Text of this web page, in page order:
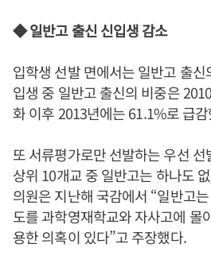
◆ 일반고 출신 신입생 감소
입학생 선발 면에서는 일반고 출
입생 중 일반고 출신의 비중은
화 이후 2013년에는 61.1%로 급
또 서류평가로만 선발하는 우선
상위 10개교 중 일반고는 하나도
의원은 지난해 국감에서 “일반고
도를 과학영재학교와 자사고에 몰
용한 의혹이 있다”고 주장했다.